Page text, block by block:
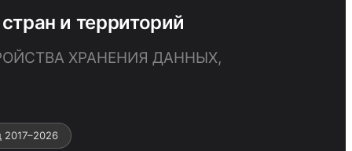
и территорий
ХРАНЕНИЯ ДАННЫХ,